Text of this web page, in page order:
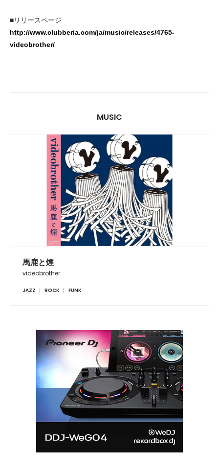
■リリースページ
http://www.clubberia.com/ja/music/releases/4765-
videobrother/
MUSIC
馬鹿と煙
videobrother
JAZZ ROCK FUNK